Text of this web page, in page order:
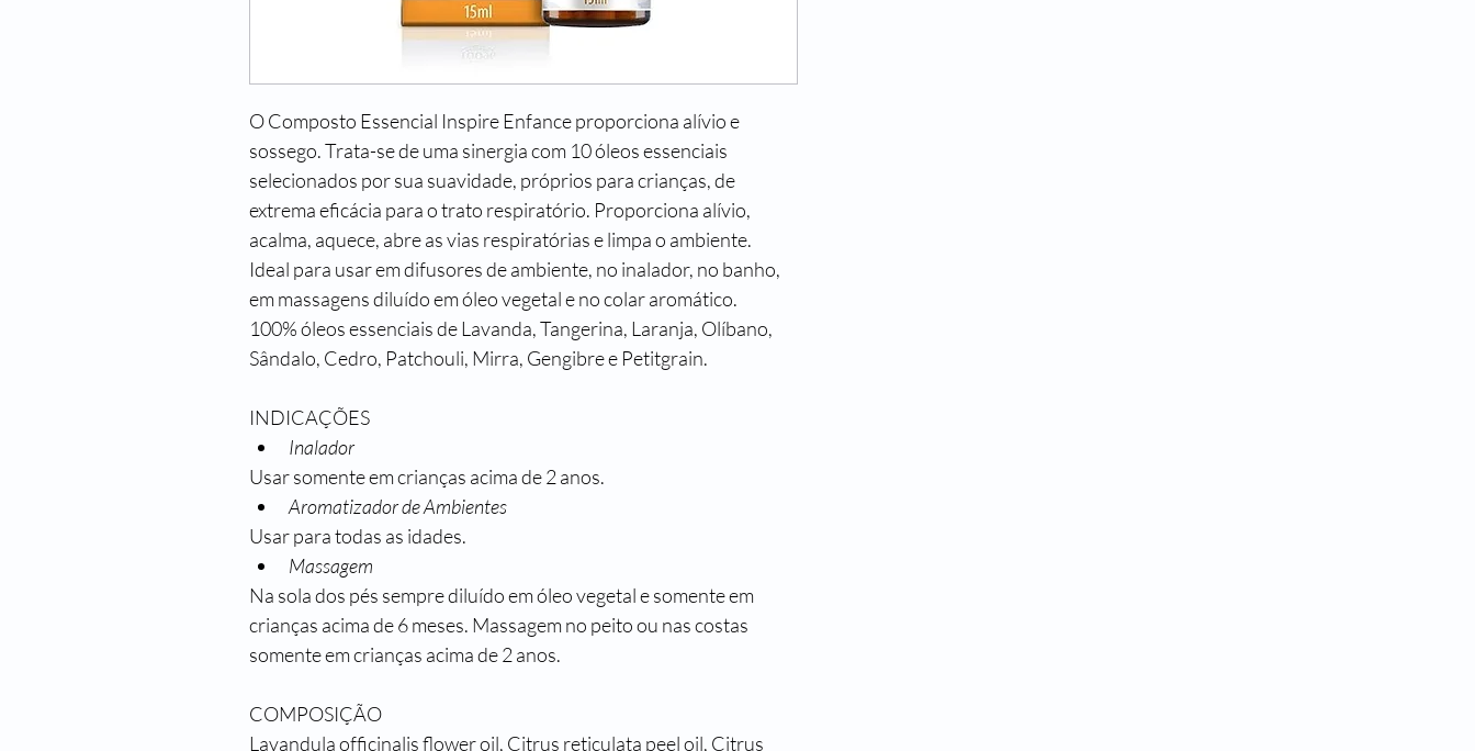
O Composto Essencial Inspire Enfance proporciona alívio e
sossego. Trata-se de uma sinergia com 10 óleos essenciais
selecionados por sua suavidade, próprios para crianças, de
extrema eficácia para o trato respiratório. Proporciona alívio,
acalma, aquece, abre as vias respiratórias e limpa o ambiente.
Ideal para usar em difusores de ambiente, no inalador, no banho,
em massagens diluído em óleo vegetal e no colar aromático.
100% óleos essenciais de Lavanda, Tangerina, Laranja, Olíbano,
Sândalo, Cedro, Patchouli, Mirra, Gengibre e Petitgrain.
INDICAÇÕES
Inalador
Usar somente em crianças acima de 2 anos.
Aromatizador de Ambientes
Usar para todas as idades.
Massagem
Na sola dos pés sempre diluído em óleo vegetal e somente em
crianças acima de 6 meses. Massagem no peito ou nas costas
somente em crianças acima de 2 anos.
COMPOSIÇÃO
Lavandula officinalis flower oil, Citrus reticulata peel oil, Citrus